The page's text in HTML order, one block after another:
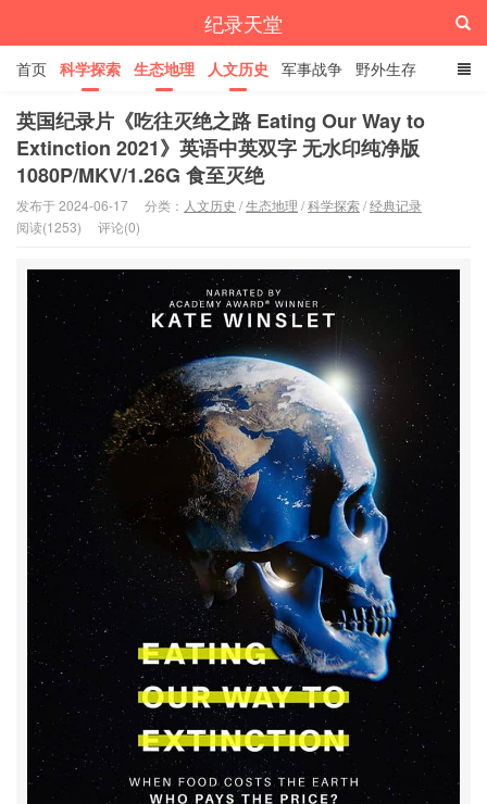
纪录天堂
首页 科学探索 生态地理 人文历史 军事战争 野外生存
经典纪录 4K纪录片 精品资源
英国纪录片《吃往灭绝之路 Eating Our Way to
Extinction 2021》英语中英双字 无水印纯净版
1080P/MKV/1.26G 食至灭绝
发布于 2024-06-17 分类： 人文历史 /生态地理 /科学探索/经典记录
阅读(1253)
评论(0)